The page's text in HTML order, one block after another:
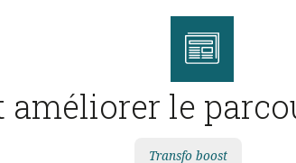
le
Transfo boost